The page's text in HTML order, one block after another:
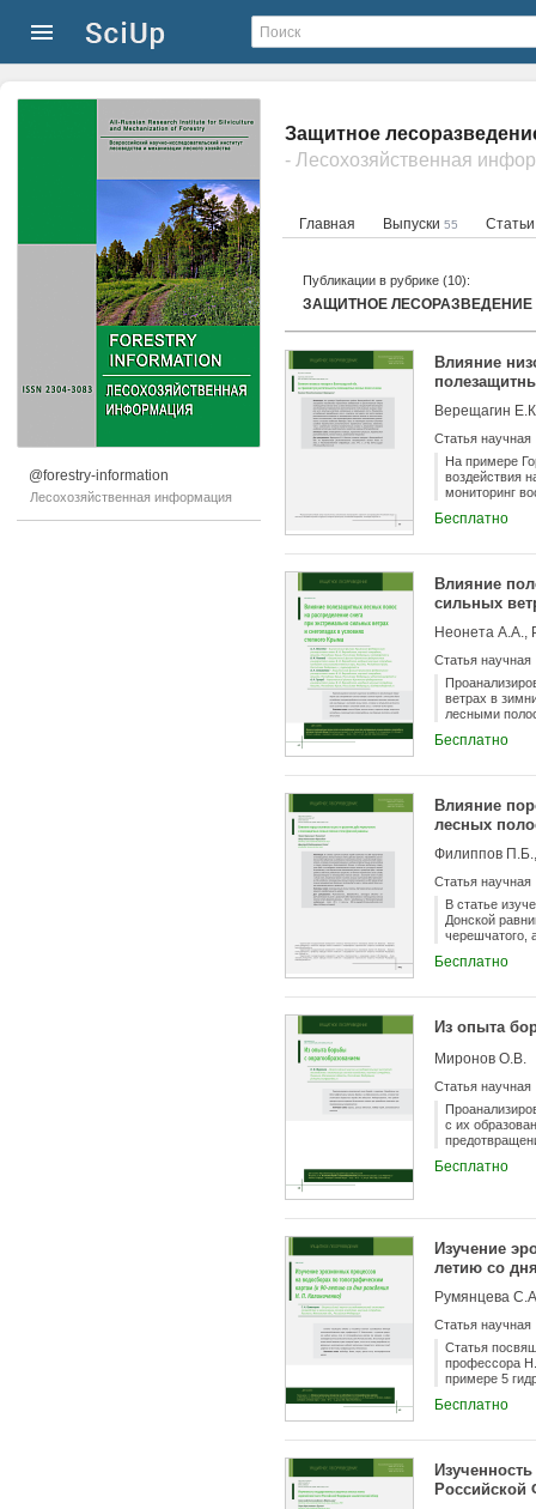
@forestry-information
Лесохозяйственная информация
Защитное
- Лесохозяйственная
Главная Выпуски 55
Публикации в рубрике (10):
ЗАЩИТНОЕ ЛЕСОРАЗВЕДЕНИЕ
Влияние
Верещагин
Статья научная
На примере
воздействия
мониторинг
через 5 лет
индексами
пожаров
Бесплатно
Влияние
сильных
Неонета А.А.,
Статья научная
ветрах в
лесными
Бесплатно
Влияние
лесных
Филиппов
Статья научная
В статье
Донской
черешчатого,
полосах за
сильное
Бесплатно
Из опыта
Миронов О.В.
Статья научная
с их
Бесплатно
Изучение
летию со
Румянцева
Статья научная
Статья
профессора
примере 5
эрозионных
Бесплатно
Российской